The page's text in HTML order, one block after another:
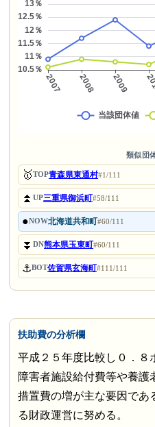
類似団
🥇TOP青森県東通村#1/111
⏫UP三重県御浜町#58/111
●NOW北海道共和町#60/111
⏬DN熊本県玉東町#60/111
⚓BOT佐賀県玄海町#111/111
扶助費の分析欄
平成２５年度比較し０．８
障害者施設給付費等や養護
措置費の増が主な要因であ
る財政運営に努める。